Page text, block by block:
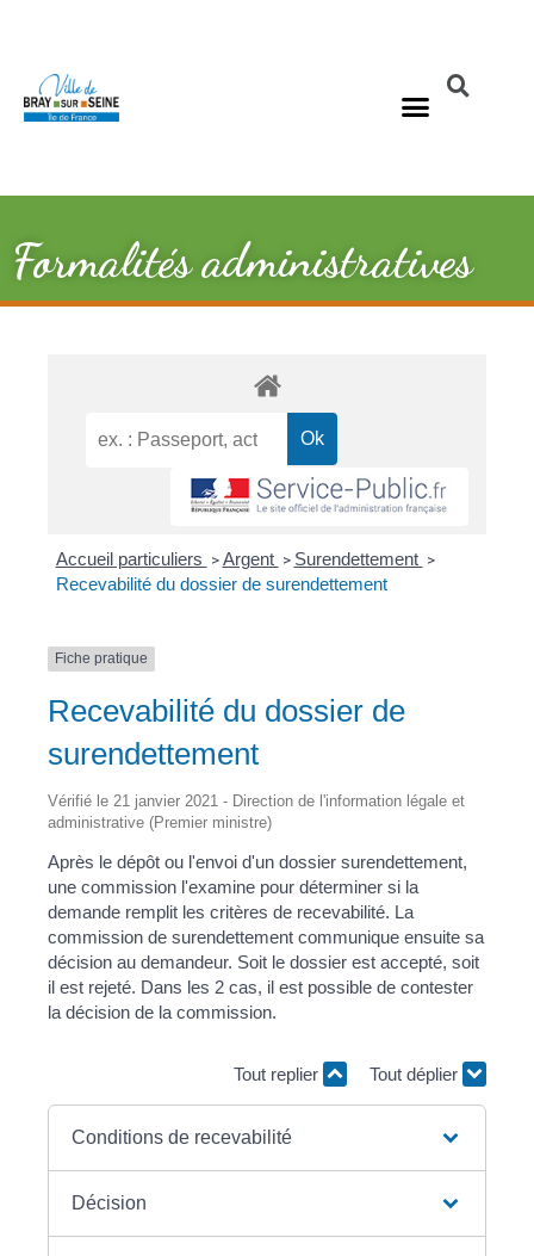
Formalités administratives
Accueil particuliers > Argent > Surendettement >
Recevabilité du dossier de surendettement
Fiche pratique
Recevabilité du dossier de
surendettement
Vérifié le 21 janvier 2021 - Direction de l'information légale et
administrative (Premier ministre)
Après le dépôt ou l'envoi d'un dossier surendettement,
une commission l'examine pour déterminer si la
demande remplit les critères de recevabilité. La
commission de surendettement communique ensuite sa
décision au demandeur. Soit le dossier est accepté, soit
il est rejeté. Dans les 2 cas, il est possible de contester
la décision de la commission.
Tout replier Tout déplier
Conditions de recevabilité
Décision